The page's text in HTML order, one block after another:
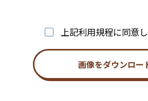
上記利用規程に同意し
画像をダウンロー